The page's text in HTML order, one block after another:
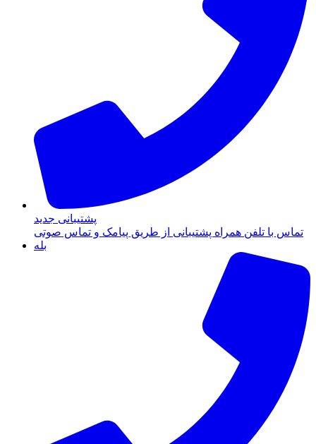
پشتیبانی جدید
تماس با تلفن همراه پشتیبانی از طریق پیامک و تماس صوتی
بله